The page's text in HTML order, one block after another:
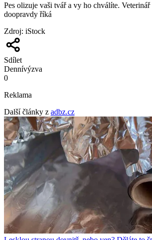
Pes olizuje vaši tvář a vy ho chválíte.
doopravdy říká
Zdroj: iStock
Sdílet
Dennívýzva
0
Reklama
Další články z adbz.cz